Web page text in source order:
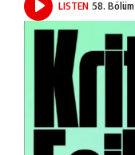
LISTEN 58. Bölüm